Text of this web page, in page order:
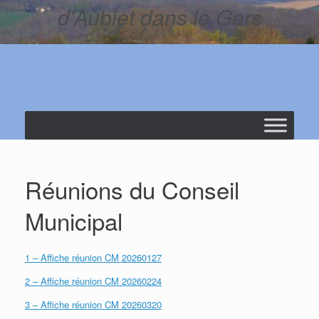
d'Aubiet dans le Gers
Réunions du Conseil
Municipal
1 – Affiche réunion CM 20260127
2 – Affiche réunion CM 20260224
3 – Affiche réunion CM 20260320